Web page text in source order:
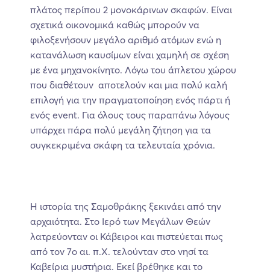
πλάτος περίπου 2 μονοκάρινων σκαφών. Είναι
σχετικά οικονομικά καθώς μπορούν να
φιλοξενήσουν μεγάλο αριθμό ατόμων ενώ η
κατανάλωση καυσίμων είναι χαμηλή σε σχέση
με ένα μηχανοκίνητο. Λόγω του άπλετου χώρου
που διαθέτουν αποτελούν και μια πολύ καλή
επιλογή για την πραγματοποίηση ενός πάρτι ή
ενός event. Για όλους τους παραπάνω λόγους
υπάρχει πάρα πολύ μεγάλη ζήτηση για τα
συγκεκριμένα σκάφη τα τελευταία χρόνια.
Η ιστορία της Σαμοθράκης ξεκινάει από την
αρχαιότητα. Στο Ιερό των Μεγάλων Θεών
λατρεύονταν οι Κάβειροι και πιστεύεται πως
από τον 7ο αι. π.Χ. τελούνταν στο νησί τα
Καβείρια μυστήρια. Εκεί βρέθηκε και το